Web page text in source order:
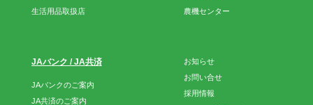
生活用品取扱店
農機センター
JAバンク / JA共済
JAバンクのご案内
JA共済のご案内
お知らせ
お問い合せ
採用情報